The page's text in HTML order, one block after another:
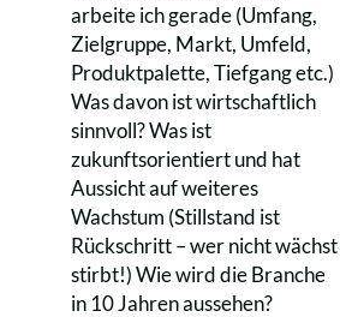
arbeite ich gerade (Umfang,
Zielgruppe, Markt, Umfeld,
Produktpalette, Tiefgang etc.)
Was davon ist wirtschaftlich
sinnvoll? Was ist
zukunftsorientiert und hat
Aussicht auf weiteres
Wachstum (Stillstand ist
Rückschritt – wer nicht wächst
stirbt!) Wie wird die Branche
in 10 Jahren aussehen?